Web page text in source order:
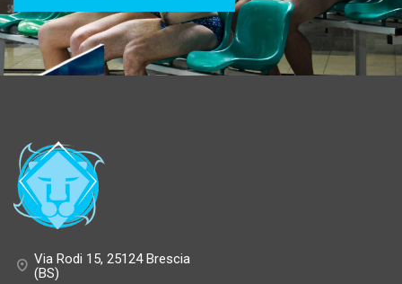
Via Rodi 15, 25124 Brescia
(BS)